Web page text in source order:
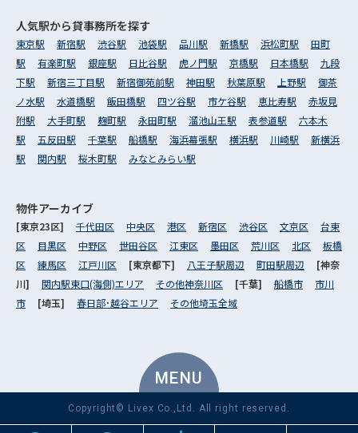
MENU
人気駅から貸事務所を探す
東京駅 新宿駅 渋谷駅 池袋駅 品川駅 新橋駅 浜松町駅
田町
駅
有楽町駅 銀座駅 日比谷駅 虎ノ門駅 京橋駅 日本橋駅
九段
下駅
新宿三丁目駅 新宿御苑前駅 神田駅 秋葉原駅 上野駅
御茶
ノ水駅
水道橋駅 飯田橋駅 四ツ谷駅 市ケ谷駅 恵比寿駅
赤坂見
附駅
大手町駅 麹町駅 永田町駅 溜池山王駅 表参道駅
六本木
駅
五反田駅 千葉駅 船橋駅 海浜幕張駅 横浜駅 川崎駅
新横浜
駅
関内駅 桜木町駅 みなとみらい駅
物件アーカイブ
[東京23区] 千代田区 中央区 港区 新宿区 渋谷区 文京区
台東
区
目黒区 中野区 世田谷区 江東区 墨田区 荒川区 北区
板橋
区
練馬区 江戸川区 [東京都下] 八王子駅周辺 町田駅周辺
[神奈
川] 関内駅東口(海側)エリア その他神奈川区 [千葉] 船橋市
市川
市
[埼玉] 春日部･越谷エリア その他埼玉全域
Copyright© Livex Co.,Ltd. All right reserved.